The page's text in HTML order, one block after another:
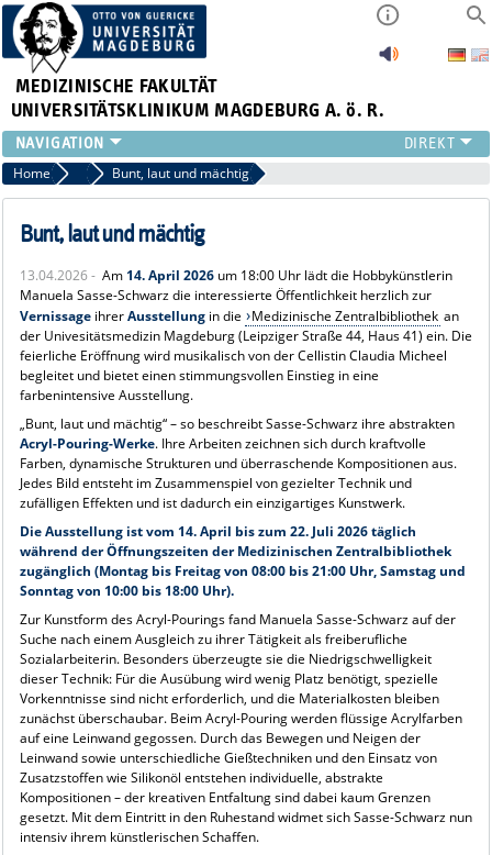
MEDIZINISCHE FAKULTÄT
UNIVERSITÄTSKLINIKUM MAGDEBURG A. ö. R.
INSTITUTE
KLINIKEN
ZENTRALE EINRICHTUNGEN
PRESSE
ÜBER UNS
INTERNATIONAL
INTRANET
Home News Bunt, laut und mächtig
Bunt, laut und mächtig
13.04.2026 - Am 14. April 2026um 18:00 Uhr lädt die Hobbykünstlerin
Manuela Sasse-Schwarz die interessierte Öffentlichkeit herzlich zur
VernissageihrerAusstellungin die Medizinische Zentralbibliothek an
der Univesitätsmedizin Magdeburg (Leipziger Straße 44, Haus 41) ein. Die
feierliche Eröffnung wird musikalisch von der Cellistin Claudia Micheel
begleitet und bietet einen stimmungsvollen Einstieg in eine
farbenintensive Ausstellung.
„Bunt, laut und mächtig“ – so beschreibt Sasse-Schwarz ihre abstrakten
Acryl-Pouring-Werke. Ihre Arbeiten zeichnen sich durch kraftvolle
Farben, dynamische Strukturen und überraschende Kompositionen aus.
Jedes Bild entsteht im Zusammenspiel von gezielter Technik und
zufälligen Effekten und ist dadurch ein einzigartiges Kunstwerk.
Die Ausstellung ist vom 14. April bis zum 22. Juli 2026 täglich
während der Öffnungszeiten der Medizinischen Zentralbibliothek
zugänglich (Montag bis Freitag von 08:00 bis 21:00 Uhr, Samstag und
Sonntag von 10:00 bis 18:00 Uhr).
Zur Kunstform des Acryl-Pourings fand Manuela Sasse-Schwarz auf der
Suche nach einem Ausgleich zu ihrer Tätigkeit als freiberufliche
Sozialarbeiterin. Besonders überzeugte sie die Niedrigschwelligkeit
dieser Technik: Für die Ausübung wird wenig Platz benötigt, spezielle
Vorkenntnisse sind nicht erforderlich, und die Materialkosten bleiben
zunächst überschaubar. Beim Acryl-Pouring werden flüssige Acrylfarben
auf eine Leinwand gegossen. Durch das Bewegen und Neigen der
Leinwand sowie unterschiedliche Gießtechniken und den Einsatz von
Zusatzstoffen wie Silikonöl entstehen individuelle, abstrakte
Kompositionen – der kreativen Entfaltung sind dabei kaum Grenzen
gesetzt. Mit dem Eintritt in den Ruhestand widmet sich Sasse-Schwarz nun
intensiv ihrem künstlerischen Schaffen.